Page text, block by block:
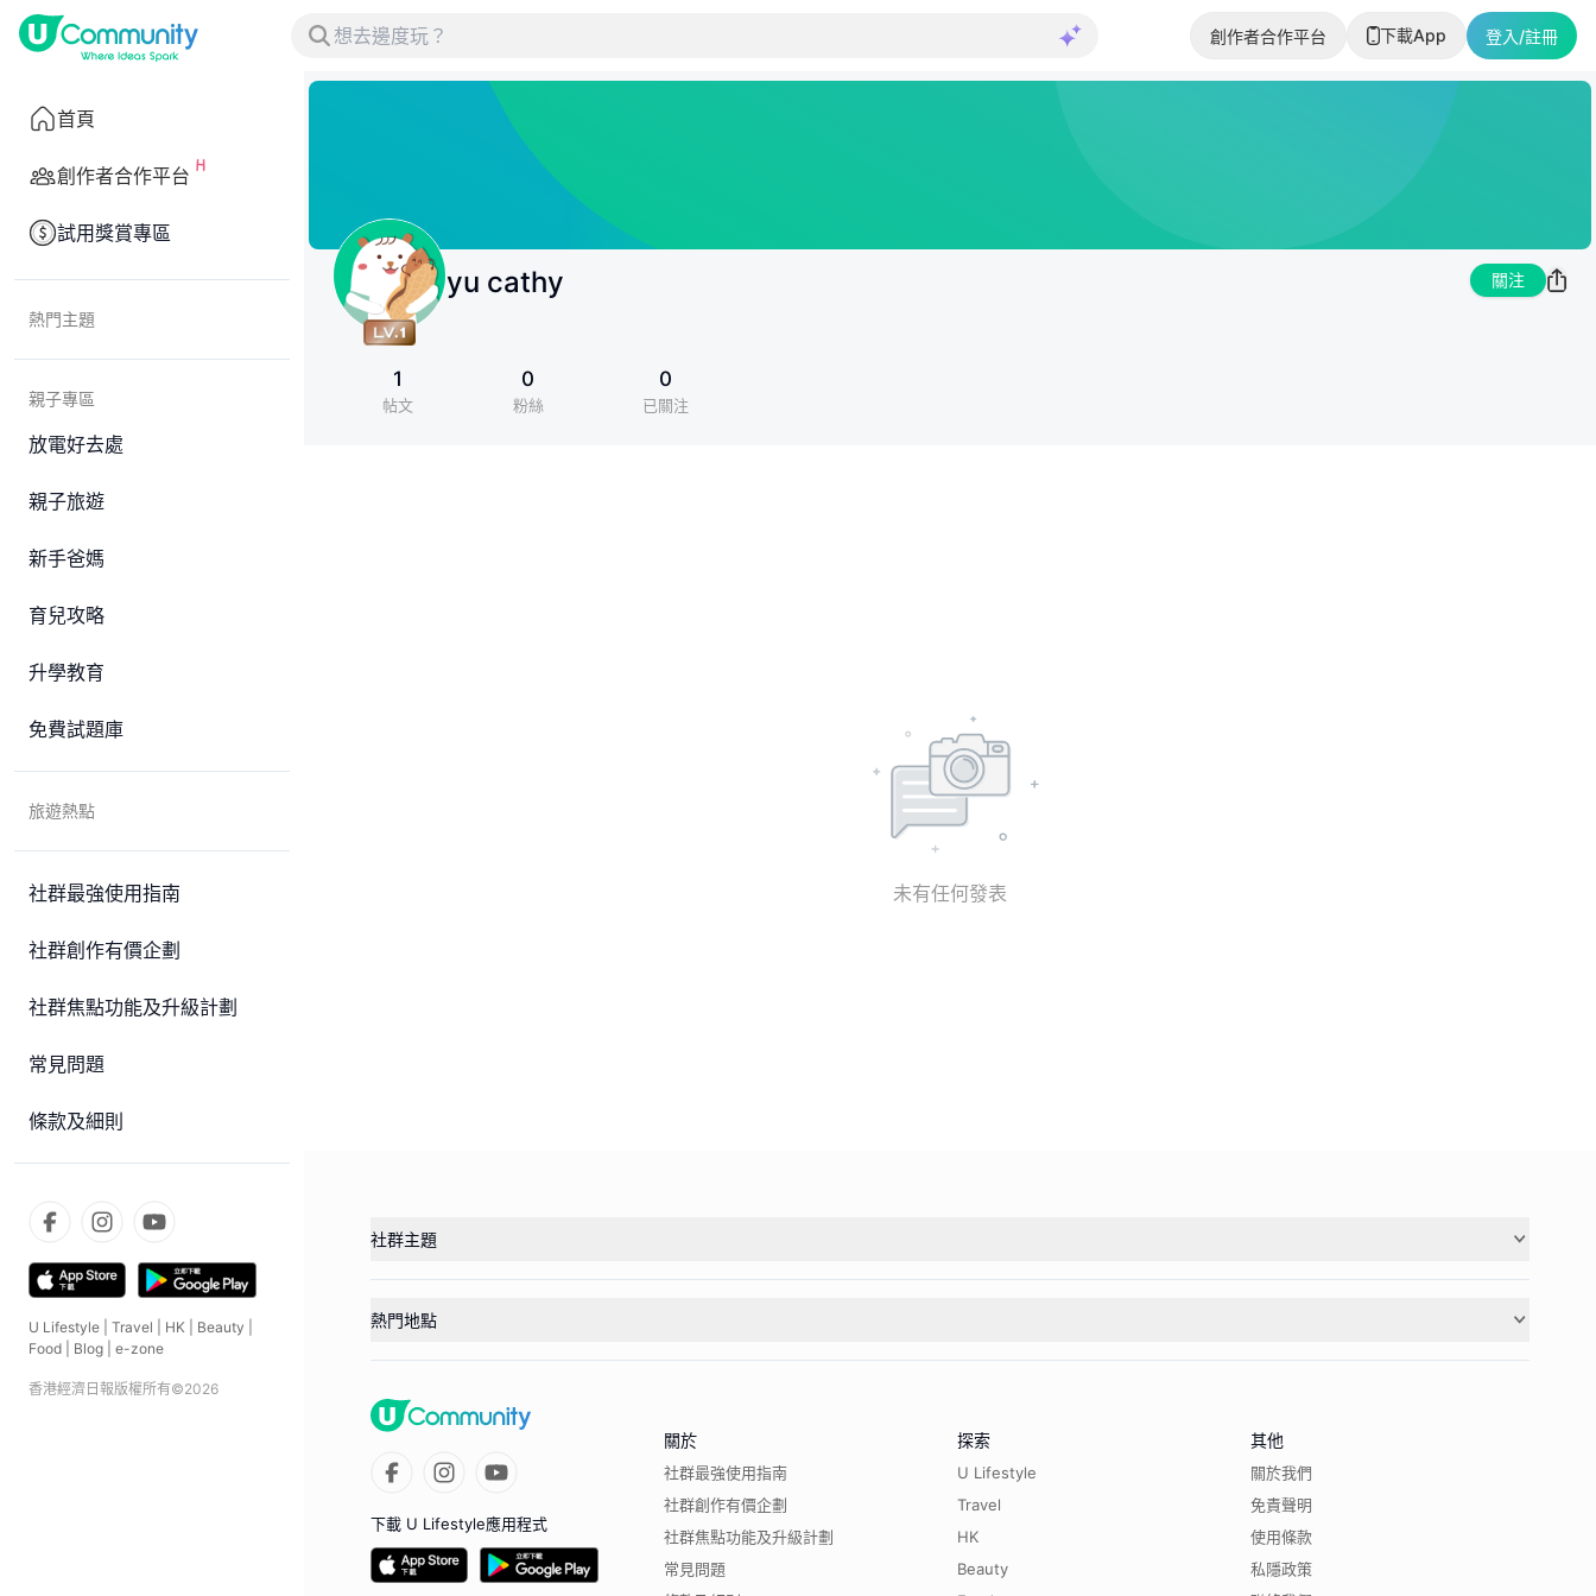
創作者合作平台 下載App 登入/註冊
首頁
創作者合作平台
試用獎賞專區
熱門主題
親子專區
放電好去處
親子旅遊
新手爸媽
育兒攻略
升學教育
免費試題庫
旅遊熱點
社群最強使用指南
社群創作有價企劃
社群焦點功能及升級計劃
常見問題
條款及細則
U Lifestyle Travel HK Beauty
Food
Blog e-zone
香港經濟日報版權所有©2026
yu cathy 關注
1
帖文
0
粉絲
0
已關注
未有任何發表
社群主題
熱門地點
下載 U Lifestyle應用程式
關於
社群最強使用指南
社群創作有價企劃
社群焦點功能及升級計劃
常見問題
探索
U Lifestyle
Travel
HK
Beauty
其他
關於我們
免責聲明
使用條款
私隱政策